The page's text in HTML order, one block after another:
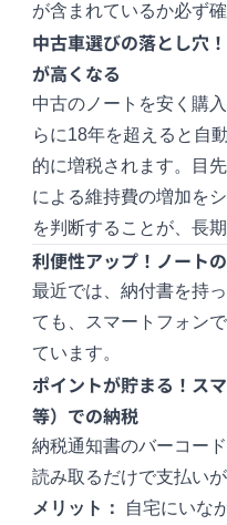
が含まれているか必ず
中古車選びの落とし穴
が高くなる
中古のノートを安く購
らに18年を超えると自
的に増税されます。目
による維持費の増加を
を判断することが、長
利便性アップ！ノート
最近では、納付書を持
ても、スマートフォン
ています。
ポイントが貯まる！ス
等）での納税
納税通知書のバーコー
読み取るだけで支払いが
メリット：
自宅にいな